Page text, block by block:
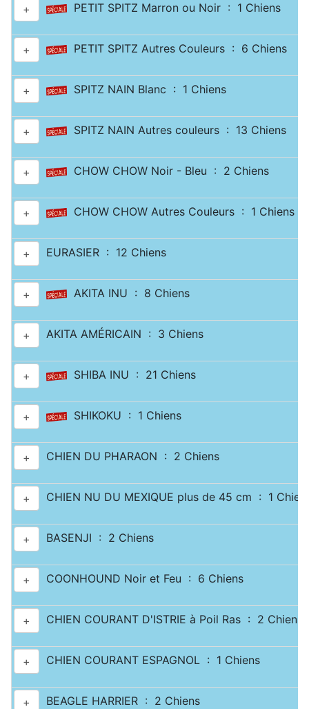
+ PETIT SPITZ Marron ou Noir : 1 Chiens
+ PETIT SPITZ Autres Couleurs : 6 Chiens
+ SPITZ NAIN Blanc : 1 Chiens
+ SPITZ NAIN Autres couleurs : 13 Chiens
+ CHOW CHOW Noir - Bleu : 2 Chiens
+ CHOW CHOW Autres Couleurs : 1 Chiens
+ EURASIER : 12 Chiens
+ AKITA INU : 8 Chiens
+ AKITA AMÉRICAIN : 3 Chiens
+ SHIBA INU : 21 Chiens
+ SHIKOKU : 1 Chiens
+ CHIEN DU PHARAON : 2 Chiens
+ CHIEN NU DU MEXIQUE plus de 45 cm : 1
+ BASENJI : 2 Chiens
+ COONHOUND Noir et Feu : 6 Chiens
+ CHIEN COURANT D'ISTRIE à Poil Ras : 2 Chiens
+ CHIEN COURANT ESPAGNOL : 1 Chiens
+ BEAGLE HARRIER : 2 Chiens